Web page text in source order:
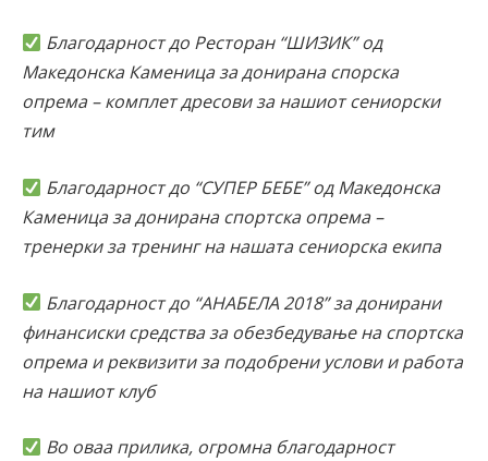
Благодарност до Ресторан “ШИЗИК” од
Македонска Каменица за донирана спорска
опрема – комплет дресови за нашиот сениорски
тим
Благодарност до “СУПЕР БЕБЕ” од Македонска
Каменица за донирана спортска опрема –
тренерки за тренинг на нашата сениорска екипа
Благодарност до “АНАБЕЛА 2018” за донирани
финансиски средства за обезбедување на спортска
опрема и реквизити за подобрени услови и работа
на нашиот клуб
Во оваа прилика, огромна благодарност